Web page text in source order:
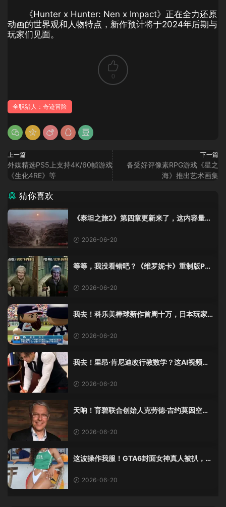
《Hunter x Hunter: Nen x Impact》正在全力还原
动画的世界观和人物特点，新作预计将于2024年后期与
玩家们见面。
0
全职猎人：奇迹冒险
上一篇
外媒精选PS5上支持4K/60帧游戏
《生化4RE》等
下一篇
备受好评像素RPG游戏《星之
海》推出艺术画集
猜你喜欢
《泰坦之旅2》第四章更新来了，这内容量感
2026-06-20
等等，我没看错吧？《维罗妮卡》重制版PS
2026-06-20
我去！科乐美棒球新作首周十万，日本玩家
2026-06-20
我去！里昂·肯尼迪改行教数学？这AI视频全
2026-06-20
天呐！育碧联合创始人克劳德·吉约莫因空难
2026-06-20
这波操作我服！GTA6封面女神真人被扒，网
2026-06-20